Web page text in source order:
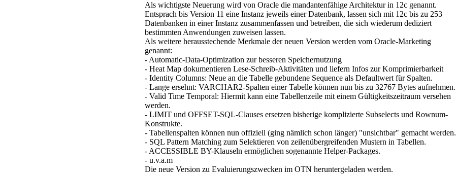
Als wichtigste Neuerung wird von Oracle die mandantenfähige Architektur in 12c genannt.
Entsprach bis Version 11 eine Instanz jeweils einer Datenbank, lassen sich mit 12c bis zu 253
Datenbanken in einer Instanz zusammenfassen und betreiben, die sich wiederum dediziert
bestimmten Anwendungen zuweisen lassen.
Als weitere herausstechende Merkmale der neuen Version werden vom Oracle-Marketing
genannt:
- Automatic-Data-Optimization zur besseren Speichernutzung
- Heat Map dokumentieren Lese-Schreib-Aktivitäten und liefern Infos zur Komprimierbarkeit
- Identity Columns: Neue an die Tabelle gebundene Sequence als Defaultwert für Spalten.
- Lange ersehnt: VARCHAR2-Spalten einer Tabelle können nun bis zu 32767 Bytes aufnehmen.
- Valid Time Temporal: Hiermit kann eine Tabellenzeile mit einem Gültigkeitszeitraum versehen
werden.
- LIMIT und OFFSET-SQL-Clauses ersetzen bisherige komplizierte Subselects und Rownum-
Konstrukte.
- Tabellenspalten können nun offiziell (ging nämlich schon länger) "unsichtbar" gemacht werden.
- SQL Pattern Matching zum Selektieren von zeilenübergreifenden Mustern in Tabellen.
- ACCESSIBLE BY-Klauseln ermöglichen sogenannte Helper-Packages.
- u.v.a.m
Die neue Version zu Evaluierungszwecken im OTN heruntergeladen werden.